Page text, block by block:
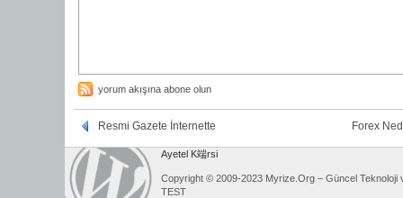
yorum akışına abone olun
Resmi Gazete İnternette Forex
Ayetel K端rsi
Copyright © 2009-2023 Myrize.Org – Güncel Teknoloji
TEST